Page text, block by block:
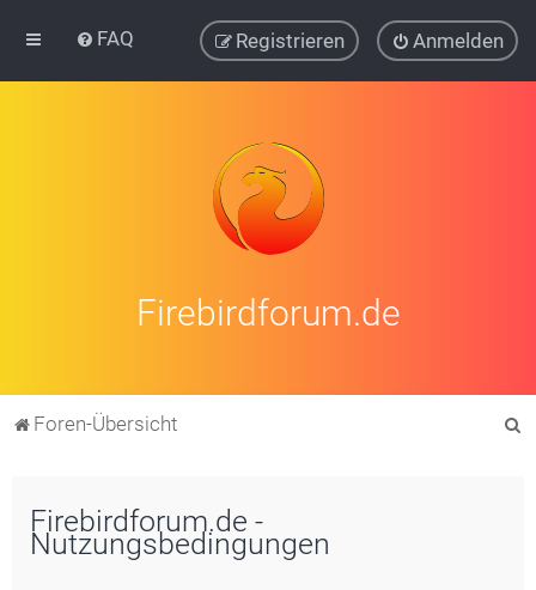
FAQ Anmelden
Registrieren
Firebirdforum.de
Foren-Übersicht
Firebirdforum.de -
Nutzungsbedingungen